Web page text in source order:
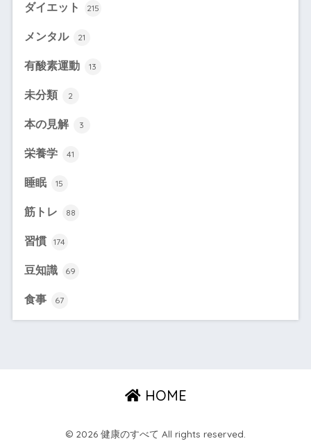
ダイエット 215
メンタル 21
有酸素運動 13
未分類 2
本の見解 3
栄養学 41
睡眠 15
筋トレ 88
習慣 174
豆知識 69
食事 67
HOME
© 2026 健康のすべて All rights reserved.